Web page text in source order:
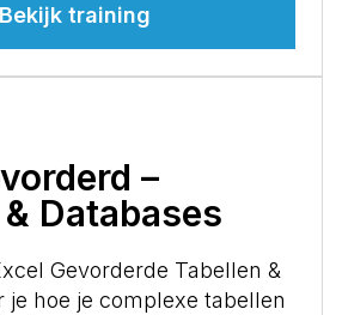
Bekijk training
–
Databases
Gevorderde Tabellen &
je hoe je complexe tabellen